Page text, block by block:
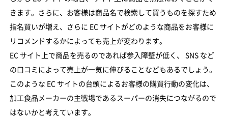
きます。さらに、お客様は商品名で検索して買うものを探すため
指名買いが増え、さらに EC サイトがどのような商品をお客様に
リコメンドするかによっても売上が変わります。
EC サイト上で商品を売るのであれば参入障壁が低く、 SNS など
の口コミによって売上が一気に伸びることなどもあるでしょう。
このような EC サイトの台頭によるお客様の購買行動の変化は、
加工食品メーカーの主戦場であるスーパーの消失につながるので
はないかと考えています。